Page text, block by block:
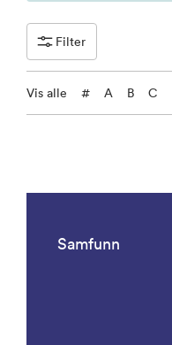
Filter
Vis alle # A B C
Samfunn